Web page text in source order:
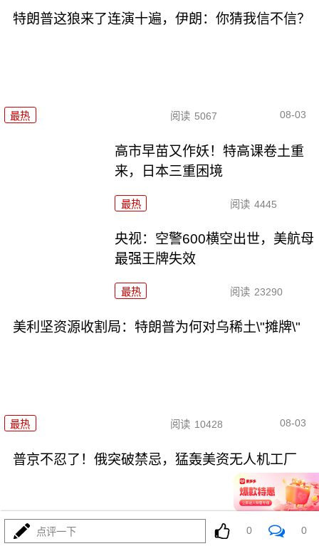
特朗普这狼来了连演十遍，伊朗：你猜我信不信？
最热 阅读 5067 08-03
高市早苗又作妖！特高课卷土重
来，日本三重困境
最热 阅读 4445
央视：空警600横空出世，美航母
最强王牌失效
最热 阅读 23290
美利坚资源收割局：特朗普为何对乌稀土\"摊牌\"
最热 阅读 10428 08-03
普京不忍了！俄突破禁忌，猛轰美资无人机工厂
点评一下 0 0